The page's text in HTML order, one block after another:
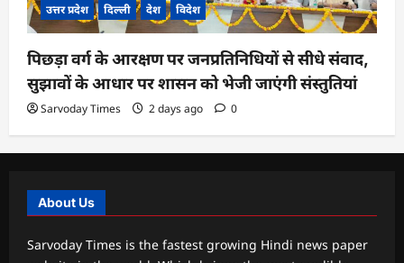
उत्तर प्रदेश दिल्ली देश विदेश
पिछड़ा वर्ग के आरक्षण पर जनप्रतिनिधियों से सीधे संवाद,
सुझावों के आधार पर शासन को भेजी जाएंगी संस्तुतियां
Sarvoday Times 2 days ago 0
About Us
Sarvoday Times is the fastest growing Hindi news paper